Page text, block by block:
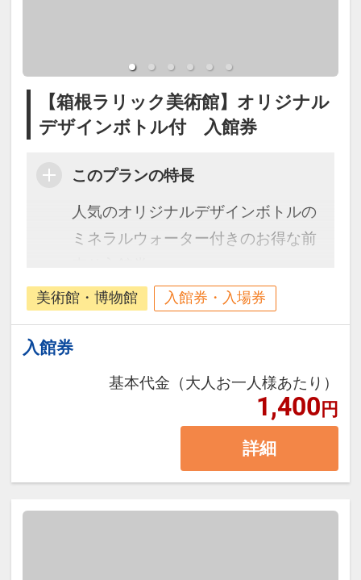
【箱根ラリック美術館】オリジナル
デザインボトル付 入館券
このプランの特長
人気のオリジナルデザインボトルの
ミネラルウォーター付きのお得な前
美術館・博物館 入館券・入場券
入館券
基本代金（大人お一人様あたり）
1,400円
詳細